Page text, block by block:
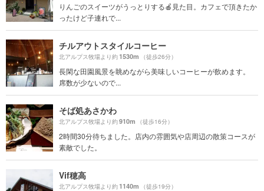
りんごのスイーツがうっとりする🍎見た目。カフェで頂きたか
ったけど子連れで...
チルアウトスタイルコーヒー
北アルプス牧場より約1530m （徒歩26分）
長閑な田園風景を眺めながら美味しいコーヒーが飲めます。
席数が少ないので...
そば処あさかわ
北アルプス牧場より約910m （徒歩16分）
2時間30分待ちました。店内の雰囲気や店周辺の散策コースが
素敵でした。
Vif穂高
北アルプス牧場より約1140m （徒歩19分）